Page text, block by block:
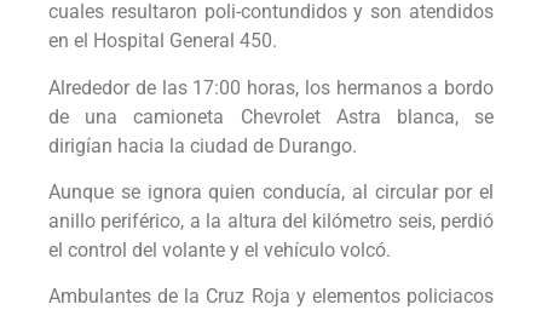
cuales resultaron poli-contundidos y son atendidos
en el Hospital General 450.
Alrededor de las 17:00 horas, los hermanos a bordo
de una camioneta Chevrolet Astra blanca, se
dirigían hacia la ciudad de Durango.
Aunque se ignora quien conducía, al circular por el
anillo periférico, a la altura del kilómetro seis, perdió
el control del volante y el vehículo volcó.
Ambulantes de la Cruz Roja y elementos policiacos